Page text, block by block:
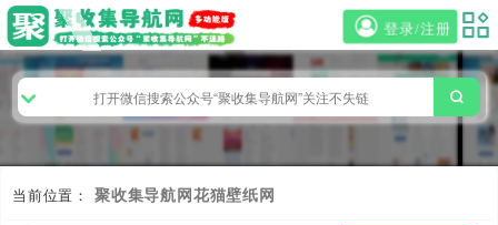
登录/注册
当前位置： 聚收集导航网 花猫壁纸网